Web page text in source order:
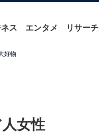
ス エンタメ リサーチ
好物
女性